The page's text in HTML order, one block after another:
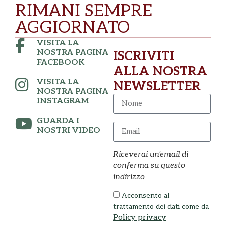
RIMANI SEMPRE
AGGIORNATO
VISITA LA
NOSTRA PAGINA
FACEBOOK
VISITA LA
NOSTRA PAGINA
INSTAGRAM
GUARDA I
NOSTRI VIDEO
ISCRIVITI
ALLA NOSTRA
NEWSLETTER
Riceverai un'email di
conferma su questo
indirizzo
Acconsento al
trattamento dei dati come da
Policy privacy